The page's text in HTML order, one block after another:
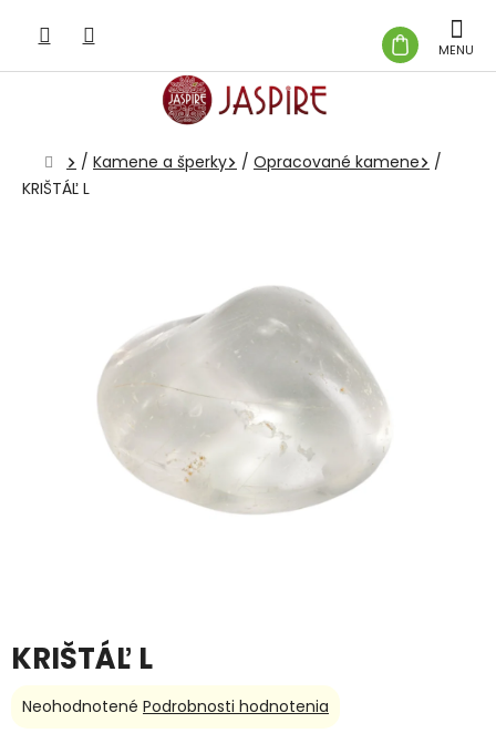
obsah
KOŠÍK
Domov
/ Kamene a šperky / Opracované kamene
/
KRIŠTÁĽ L
KRIŠTÁĽ L
Priemerné
Neohodnotené Podrobnosti hodnotenia